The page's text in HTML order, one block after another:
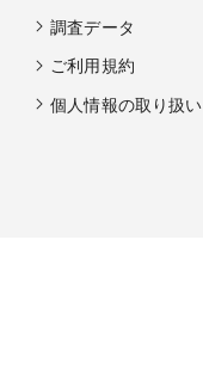
調査データ
ご利用規約
個人情報の取り扱い